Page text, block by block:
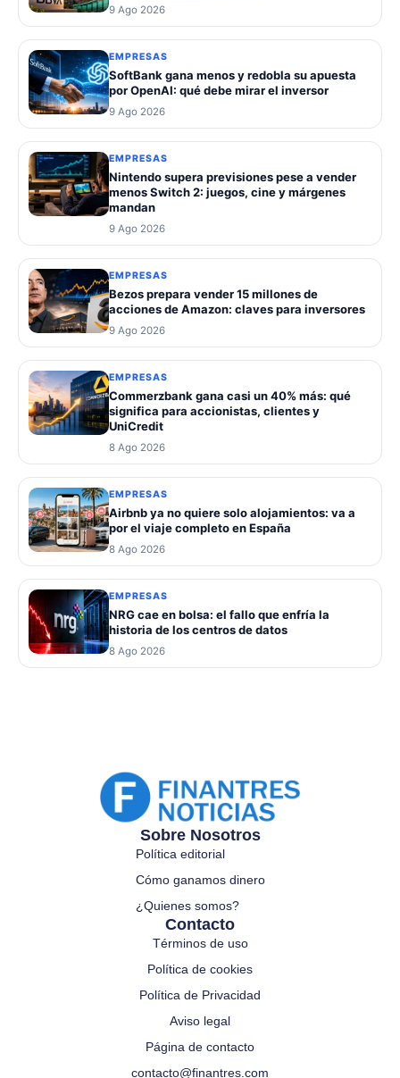
9 Ago 2026
EMPRESAS
SoftBank gana menos y redobla su apuesta
por OpenAI: qué debe mirar el inversor
9 Ago 2026
EMPRESAS
Nintendo supera previsiones pese a vender
menos Switch 2: juegos, cine y márgenes
mandan
9 Ago 2026
EMPRESAS
Bezos prepara vender 15 millones de
acciones de Amazon: claves para inversores
9 Ago 2026
EMPRESAS
Commerzbank gana casi un 40% más: qué
significa para accionistas, clientes y
UniCredit
8 Ago 2026
EMPRESAS
Airbnb ya no quiere solo alojamientos: va a
por el viaje completo en España
8 Ago 2026
EMPRESAS
NRG cae en bolsa: el fallo que enfría la
historia de los centros de datos
8 Ago 2026
Sobre Nosotros
Política editorial
Cómo ganamos dinero
¿Quienes somos?
Contacto
Términos de uso
Política de cookies
Política de Privacidad
Aviso legal
Página de contacto
contacto@finantres.com